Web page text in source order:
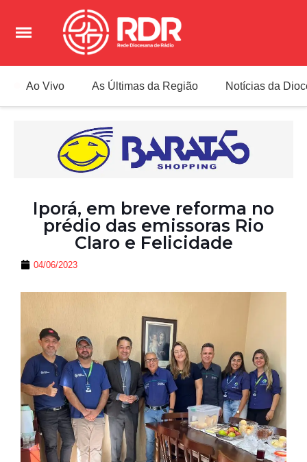
Ao Vivo As Últimas da Região Notícias da
Iporá, em breve reforma no
prédio das emissoras Rio
Claro e Felicidade
04/06/2023